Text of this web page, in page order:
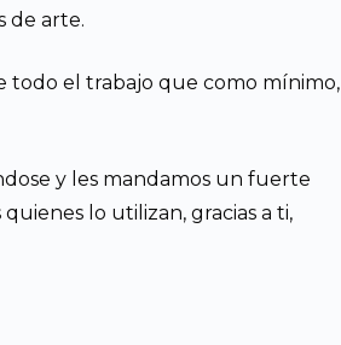
de arte.
todo el trabajo que como mínimo,
y les mandamos un fuerte
lo utilizan, gracias a ti,